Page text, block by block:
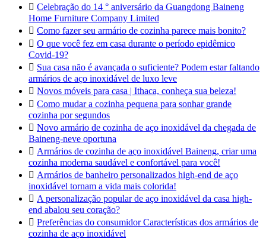
 Celebração do 14 ° aniversário da Guangdong Baineng
Home Furniture Company Limited
 Como fazer seu armário de cozinha parece mais bonito?
 O que você fez em casa durante o período epidêmico
Covid-19?
 Sua casa não é avançada o suficiente? Podem estar faltando
armários de aço inoxidável de luxo leve
 Novos móveis para casa | Ithaca, conheça sua beleza!
 Como mudar a cozinha pequena para sonhar grande
cozinha por segundos
 Novo armário de cozinha de aço inoxidável da chegada de
Baineng-neve oportuna
 Armários de cozinha de aço inoxidável Baineng, criar uma
cozinha moderna saudável e confortável para você!
 Armários de banheiro personalizados high-end de aço
inoxidável tornam a vida mais colorida!
 A personalização popular de aço inoxidável da casa high-
end abalou seu coração?
 Preferências do consumidor Características dos armários de
cozinha de aço inoxidável